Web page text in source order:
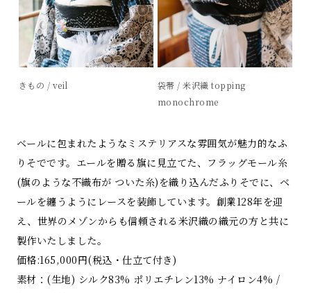
きもの / veil
袋帯 / 米沢織 topping
monochrome
ベールに包まれたようなミステリアスな雰囲気が魅力的なふ
りそでです。エールを贈る旗に見立てた、フラッグモール糸
(旗のような不織布が ついた糸)を織り込んだふりそでに、ベ
ールを纏うようにレースを装飾しています。創業128年を迎
え、世界のメゾンからも信頼される米沢織の織元の方と共に
製作いたしました。
価格:165,000円(税込・仕立て付き)
素材：(生地) シルク83% ポリエチレン13% ナイロン4% /